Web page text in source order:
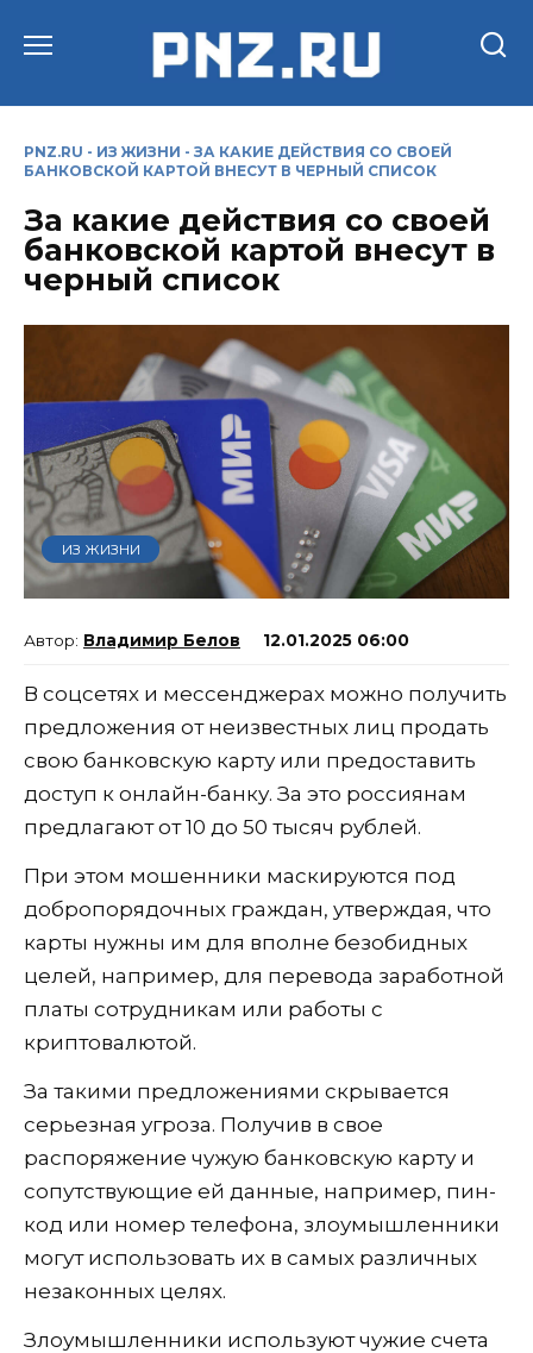
PNZ.RU - ИЗ ЖИЗНИ - ЗА КАКИЕ ДЕЙСТВИЯ СО СВОЕЙ
БАНКОВСКОЙ КАРТОЙ ВНЕСУТ В ЧЕРНЫЙ СПИСОК
За какие действия со своей
банковской картой внесут в
черный список
ИЗ ЖИЗНИ
Владимир Белов 12.01.2025 06:00
В соцсетях и мессенджерах можно получить
предложения от неизвестных лиц продать
свою банковскую карту или предоставить
доступ к онлайн-банку. За это россиянам
предлагают от 10 до 50 тысяч рублей.
При этом мошенники маскируются под
добропорядочных граждан, утверждая, что
карты нужны им для вполне безобидных
целей, например, для перевода заработной
платы сотрудникам или работы с
криптовалютой.
За такими предложениями скрывается
серьезная угроза. Получив в свое
распоряжение чужую банковскую карту и
сопутствующие ей данные, например, пин-
код или номер телефона, злоумышленники
могут использовать их в самых различных
незаконных целях.
Злоумышленники используют чужие счета